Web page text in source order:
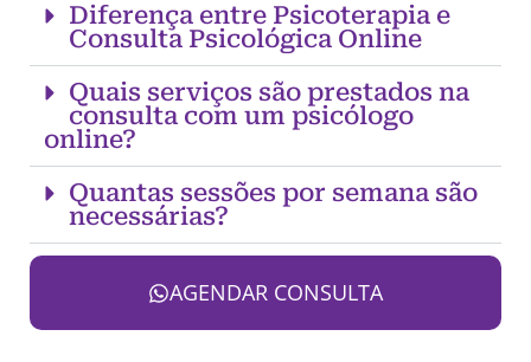
Diferença entre Psicoterapia e
Consulta Psicológica Online
Quais serviços são prestados na
consulta com um psicólogo
online?
Quantas sessões por semana são
necessárias?
AGENDAR CONSULTA